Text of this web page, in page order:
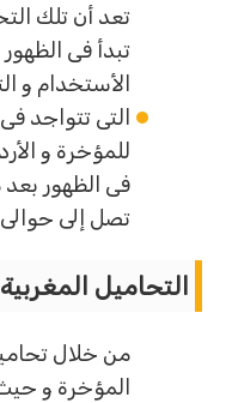
تعد أن تلك
تبدأ فى
الأستخدام و
التى تتواجد
للمؤخرة و
فى الظهور
تصل إلى
التحاميل
من خلال
المؤخرة و